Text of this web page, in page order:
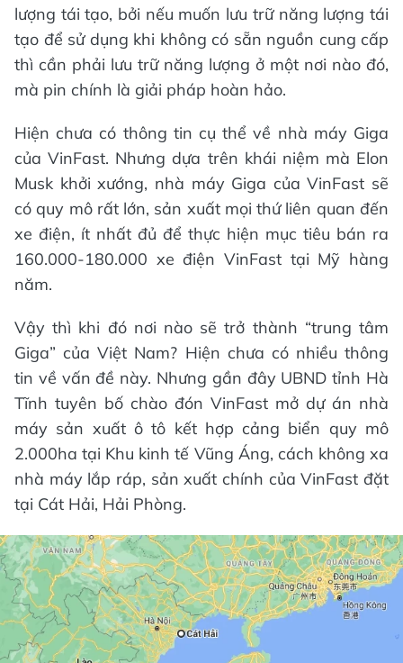
lượng tái tạo, bởi nếu muốn lưu trữ năng lượng tái
tạo để sử dụng khi không có sẵn nguồn cung cấp
thì cần phải lưu trữ năng lượng ở một nơi nào đó,
mà pin chính là giải pháp hoàn hảo.
Hiện chưa có thông tin cụ thể về nhà máy Giga
của VinFast. Nhưng dựa trên khái niệm mà Elon
Musk khởi xướng, nhà máy Giga của VinFast sẽ
có quy mô rất lớn, sản xuất mọi thứ liên quan đến
xe điện, ít nhất đủ để thực hiện mục tiêu bán ra
160.000-180.000 xe điện VinFast tại Mỹ hàng
năm.
Vậy thì khi đó nơi nào sẽ trở thành “trung tâm
Giga” của Việt Nam? Hiện chưa có nhiều thông
tin về vấn đề này. Nhưng gần đây UBND tỉnh Hà
Tĩnh tuyên bố chào đón VinFast mở dự án nhà
máy sản xuất ô tô kết hợp cảng biển quy mô
2.000ha tại Khu kinh tế Vũng Áng, cách không xa
nhà máy lắp ráp, sản xuất chính của VinFast đặt
tại Cát Hải, Hải Phòng.